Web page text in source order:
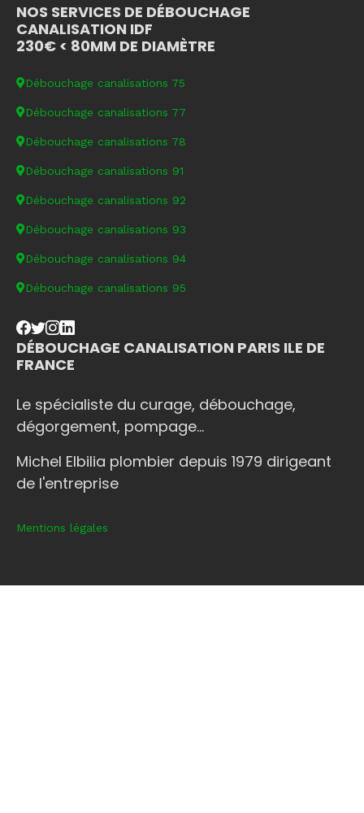
NOS SERVICES DE DÉBOUCHAGE
CANALISATION IDF
230€ < 80MM DE DIAMÈTRE
Débouchage canalisations 75
Débouchage canalisations 77
Débouchage canalisations 78
Débouchage canalisations 91
Débouchage canalisations 92
Débouchage canalisations 93
Débouchage canalisations 94
Débouchage canalisations 95
DÉBOUCHAGE CANALISATION PARIS ILE DE
FRANCE
Le spécialiste du curage, débouchage,
dégorgement, pompage...
Michel Elbilia plombier depuis 1979 dirigeant
de l'entreprise
Mentions légales